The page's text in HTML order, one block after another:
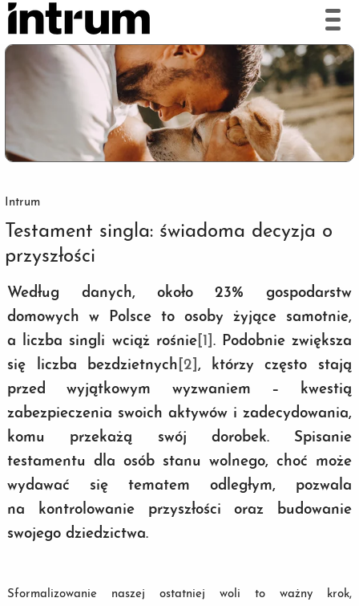
Intrum
Testament singla: świadoma decyzja o
przyszłości
Według danych, około 23% gospodarstw
domowych w Polsce to osoby żyjące samotnie,
a liczba singli wciąż rośnie[1] . Podobnie zwiększa
się liczba bezdzietnych [2] , którzy często stają
przed wyjątkowym wyzwaniem – kwestią
zabezpieczenia swoich aktywów i zadecydowania,
komu przekażą swój dorobek. Spisanie
testamentu dla osób stanu wolnego, choć może
wydawać się tematem odległym, pozwala
na kontrolowanie przyszłości oraz budowanie
swojego dziedzictwa.
Sformalizowanie naszej ostatniej woli to ważny krok,